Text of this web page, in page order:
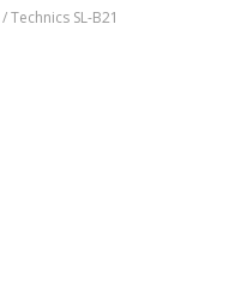
/ Technics SL-B21